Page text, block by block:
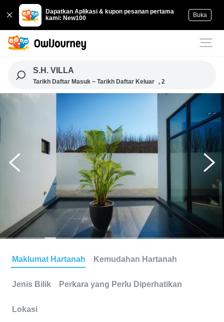
Dapatkan Aplikasi & kupon pesanan pertama
kami: New100
Buka
S.H. VILLA
Tarikh Daftar Masuk ~ Tarikh Daftar Keluar , 2
Maklumat Hartanah Kemudahan Hartanah
Jenis Bilik Perkara yang Perlu Diperhatikan
Lokasi